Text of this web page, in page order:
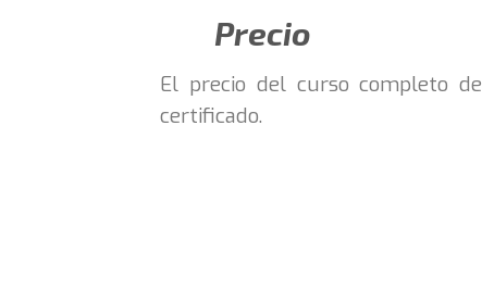
Precio
El precio del curso completo de
certificado.